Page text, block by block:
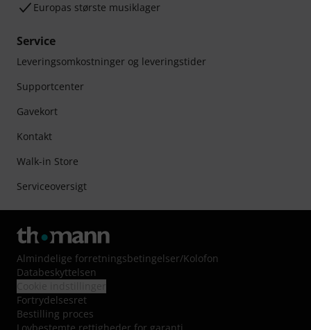
Europas største musiklager
Service
Leveringsomkostninger og leveringstider
Supportcenter
Gavekort
Kontakt
Walk-in Store
Serviceoversigt
Almindelige forretningsbetingelser/Kolofon
Databeskyttelsen
Fortrydelsesret
Bestilling proces